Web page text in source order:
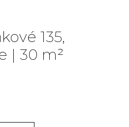
135,
| 30 m²